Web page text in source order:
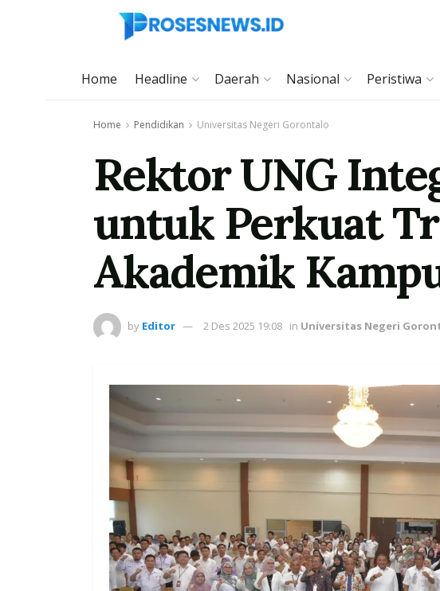
Home Headline Daerah Nasional Peristiwa
Home Pendidikan Universitas Negeri Gorontalo
Rektor UNG
untuk Perkuat
Akademik
by Editor 2 Des 2025 19:08 in Universitas Negeri